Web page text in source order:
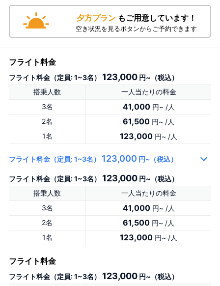
夕方プランもご用意しています！
空き状況を見るボタンからご予約できます
フライト料金
フライト料金（定員: 1~3名） 123,000 円~（税込）
搭乗人数
一人当たりの料金
3名
41,000円~ /人
2名
61,500 円~ /人
1名
123,000 円~ /人
フライト料金（定員: 1~3名） 123,000 円~（税込）
フライト料金（定員: 1~3名） 123,000 円~（税込）
搭乗人数
一人当たりの料金
3名
41,000円~ /人
2名
61,500 円~ /人
1名
123,000 円~ /人
フライト料金
フライト料金（定員: 1~3名） 123,000 円~（税込）